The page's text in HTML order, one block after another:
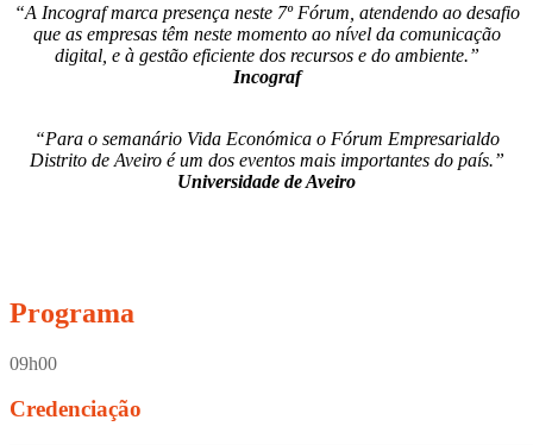
“A Incograf marca presença neste 7º Fórum, atendendo ao desafio
que as empresas têm neste momento ao nível da comunicação
digital, e à gestão eficiente dos recursos e do ambiente.”
Incograf
“Para o semanário Vida Económica o Fórum Empresarialdo
Distrito de Aveiro é um dos eventos mais importantes do país.”
Universidade de Aveiro
Programa
09h00
Credenciação